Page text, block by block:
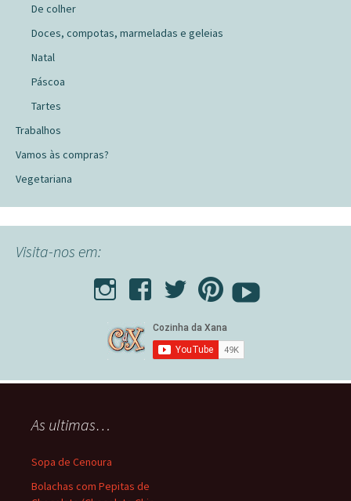
De colher
Doces, compotas, marmeladas e geleias
Natal
Páscoa
Tartes
Trabalhos
Vamos às compras?
Vegetariana
Visita-nos em:
As ultimas…
Sopa de Cenoura
Bolachas com Pepitas de